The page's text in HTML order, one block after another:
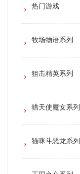
热门游戏
牧场物语系列
狙击精英系列
猎天使魔女系列
猫咪斗恶龙系列